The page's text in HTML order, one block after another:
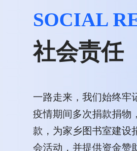
SOCIAL
社会责任
一路走来，我们始终牢
疫情期间多次捐款捐物
款，为家乡图书室建设
会活动，并提供资金赞